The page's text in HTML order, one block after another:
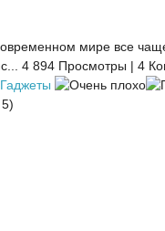
мире все
4 894 Просмотры | 4
Гаджеты